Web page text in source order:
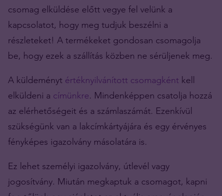
csomag elküldése előtt vegye fel velünk a
kapcsolatot, hogy meg tudjuk beszélni a
részleteket! A termékeket gondosan csomagolja
be, hogy ezek a szállítás közben ne sérüljenek meg.
A küldeményt értéknyilvánított csomagként kell
elküldeni a címünkre. Mindenképpen csatolja hozzá
az elérhetőségeit és a számlaszámát. Ezenkívül
szükségünk van a lakcímkártyájára és egy érvényes
fényképes igazolvány másolatára is.
Ez lehet személyi igazolvány, útlevél vagy
jogosítvány. Miután megkaptuk a csomagot, kapni